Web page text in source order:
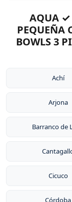
AQUA ✓
PEQUEÑA
BOWLS 3
Achí
Arjona
Barranco de
Cicuco
Córdoba